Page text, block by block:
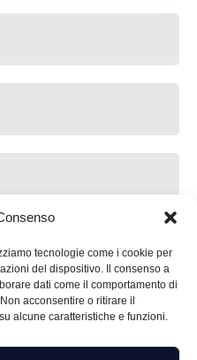
tecnologie come i cookie per
del dispositivo. Il consenso a
dati come il comportamento di
acconsentire o ritirare il
alcune caratteristiche e funzioni.
al trattamento dei